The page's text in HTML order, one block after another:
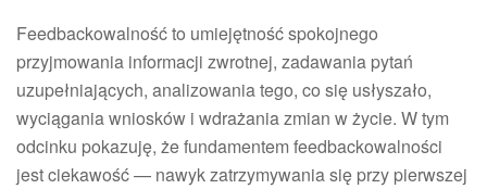
Feedbackowalność to umiejętność spokojnego
przyjmowania informacji zwrotnej, zadawania pytań
uzupełniających, analizowania tego, co się usłyszało,
wyciągania wniosków i wdrażania zmian w życie. W tym
odcinku pokazuję, że fundamentem feedbackowalności
jest ciekawość — nawyk zatrzymywania się przy pierwszej